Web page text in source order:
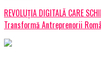
REVOLUȚIA DIGITALĂ CARE
Transformă Antreprenorii